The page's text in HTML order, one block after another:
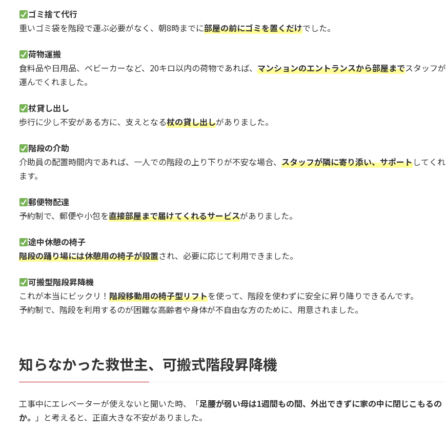
ゴミ捨て代行
重いゴミ袋を階段で運ぶ必要がなく、朝8時までに部屋の前にゴミを置くだけでした。
荷物運搬
食料品や日用品、ベビーカーなど、20キロ以内の荷物であれば、 マンションのエントランスから部屋までスタッフが
運んでくれました。
杖貸し出し
歩行に少し不安がある方に、支えとなる杖の貸し出しがありました。
階段の介助
介助員の配置時間内であれば、一人での階段の上り下りが不安な場合、 スタッフが隣に寄り添い、サポートしてくれ
ます。
郵便物配達
予約制で、郵便や小包を直接部屋まで届けてくれるサービスがありました。
途中休憩の椅子
階段の踊り場には休憩用の椅子が設置され、必要に応じて利用できました。
可搬型階段昇降機
これが本当にビックリ！ 階段移動用の椅子型リフトを使って、階段を使わずに安全に昇り降りできるんです。
予約制で、階段を利用するのが困難な高齢者や身体が不自由な方のために、用意されました。
知らなかった救世主、可搬式階段昇降機
工事中にエレベーターが使えないと聞いた時、「足腰が弱い母は1週間もの間、外出できずに家の中に閉じこもるの
か。 」と考えると、正直大きな不安がありました。